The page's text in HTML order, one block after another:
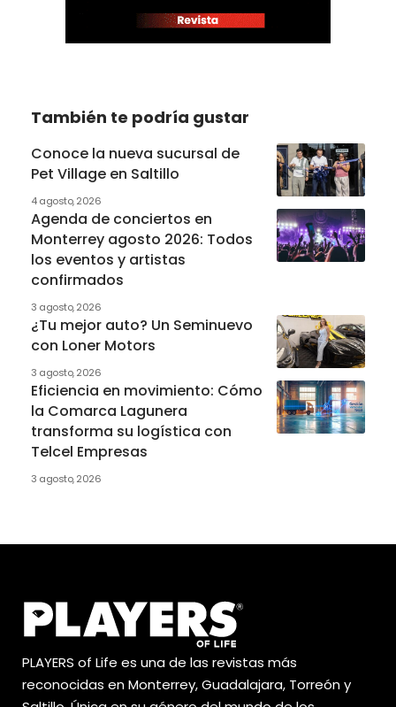
También te podría gustar
Conoce la nueva sucursal de
Pet Village en Saltillo
4 agosto, 2026
Agenda de conciertos en
Monterrey agosto 2026: Todos
los eventos y artistas
confirmados
3 agosto, 2026
¿Tu mejor auto? Un Seminuevo
con Loner Motors
3 agosto, 2026
Eficiencia en movimiento: Cómo
la Comarca Lagunera
transforma su logística con
Telcel Empresas
3 agosto, 2026
PLAYERS of Life es una de las revistas más
reconocidas en Monterrey, Guadalajara, Torreón y